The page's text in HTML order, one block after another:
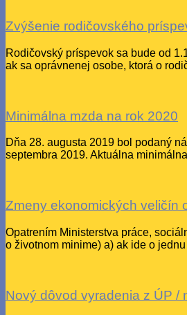
Zvýšenie rodičovského
Rodičovský príspevok sa bude od
ak sa oprávnenej osobe, ktorá o
Minimálna mzda na rok 2020
Dňa 28. augusta 2019 bol podaný
septembra 2019. Aktuálna
Zmeny ekonomických veličín
Opatrením Ministerstva práce,
o životnom minime) a) ak ide o
Nový dôvod vyradenia z ÚP /